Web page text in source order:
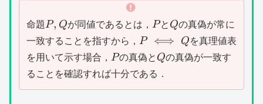
命題 P,Q
P, Qが同値であるとは， P
Pと Q
Qの真偽が常に
一致することを指すから， P\iff
Q
P ⟺ Qを真理値表
を用いて示す場合， P
Pの真偽と Q
Qの真偽が一致す
ることを確認すれば十分である．